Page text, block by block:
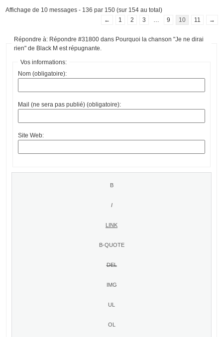
Affichage de 10 messages - 136 par 150 (sur 154 au total)
←
1 2 3 9 10 11 →
Répondre à: Répondre #31800 dans Pourquoi la chanson "Je ne dirai
rien" de Black M est répugnante.
Vos informations:
Nom (obligatoire):
Mail (ne sera pas publié) (obligatoire):
Site Web: